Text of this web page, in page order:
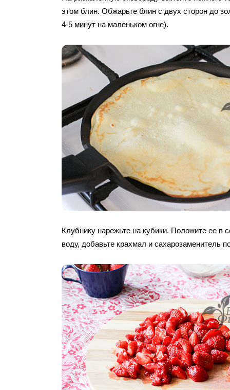
этом блин. Обжарьте блин с двух сторон до
4-5 минут на маленьком огне).
Клубнику нарежьте на кубики. Положите ее в
воду, добавьте крахмал и сахарозаменитель